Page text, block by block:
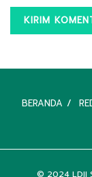
BERANDA
© 2024 LDII